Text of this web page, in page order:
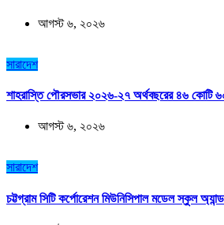
আগস্ট ৬, ২০২৬
সারাদেশ
শাহরাস্তি পৌরসভার ২০২৬-২৭ অর্থবছরের ৪৬ কোটি
আগস্ট ৬, ২০২৬
সারাদেশ
চট্টগ্রাম সিটি কর্পোরেশন মিউনিসিপাল মডেল স্কুল